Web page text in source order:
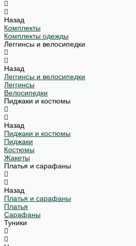
Назад
Комплекты
Комплекты одежды
Леггинсы и велосипедки
Назад
Леггинсы и велосипедки
Леггинсы
Велосипедки
Пиджаки и костюмы
Назад
Пиджаки и костюмы
Пиджаки
Костюмы
Жакеты
Платья и сарафаны
Назад
Платья и сарафаны
Платья
Сарафаны
Туники